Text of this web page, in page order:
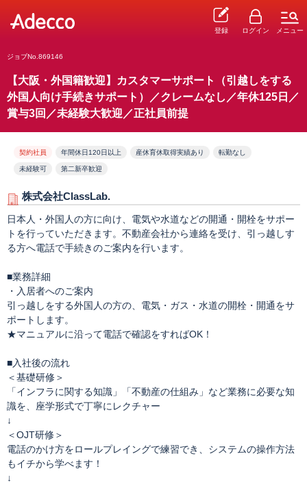
登録 ログイン メニュー
ジョブNo.869146
【大阪・外国籍歓迎】カスタマーサポート（引越しをする
外国人向け手続きサポート）／クレームなし／年休125日／
賞与3回／未経験大歓迎／正社員前提
契約社員 年間休日120日以上 産休育休取得実績あり 転勤なし
未経験可 第二新卒歓迎
株式会社ClassLab.
日本人・外国人の方に向け、電気や水道などの開通・開栓をサポー
トを行っていただきます。不動産会社から連絡を受け、引っ越しす
る方へ電話で手続きのご案内を行います。
■業務詳細
・入居者へのご案内
引っ越しをする外国人の方の、電気・ガス・水道の開栓・開通をサ
ポートします。
★マニュアルに沿って電話で確認をすればOK！
■入社後の流れ
＜基礎研修＞
「インフラに関する知識」「不動産の仕組み」など業務に必要な知
識を、座学形式で丁寧にレクチャー
↓
＜OJT研修＞
電話のかけ方をロールプレイングで練習でき、システムの操作方法
もイチから学べます！
↓